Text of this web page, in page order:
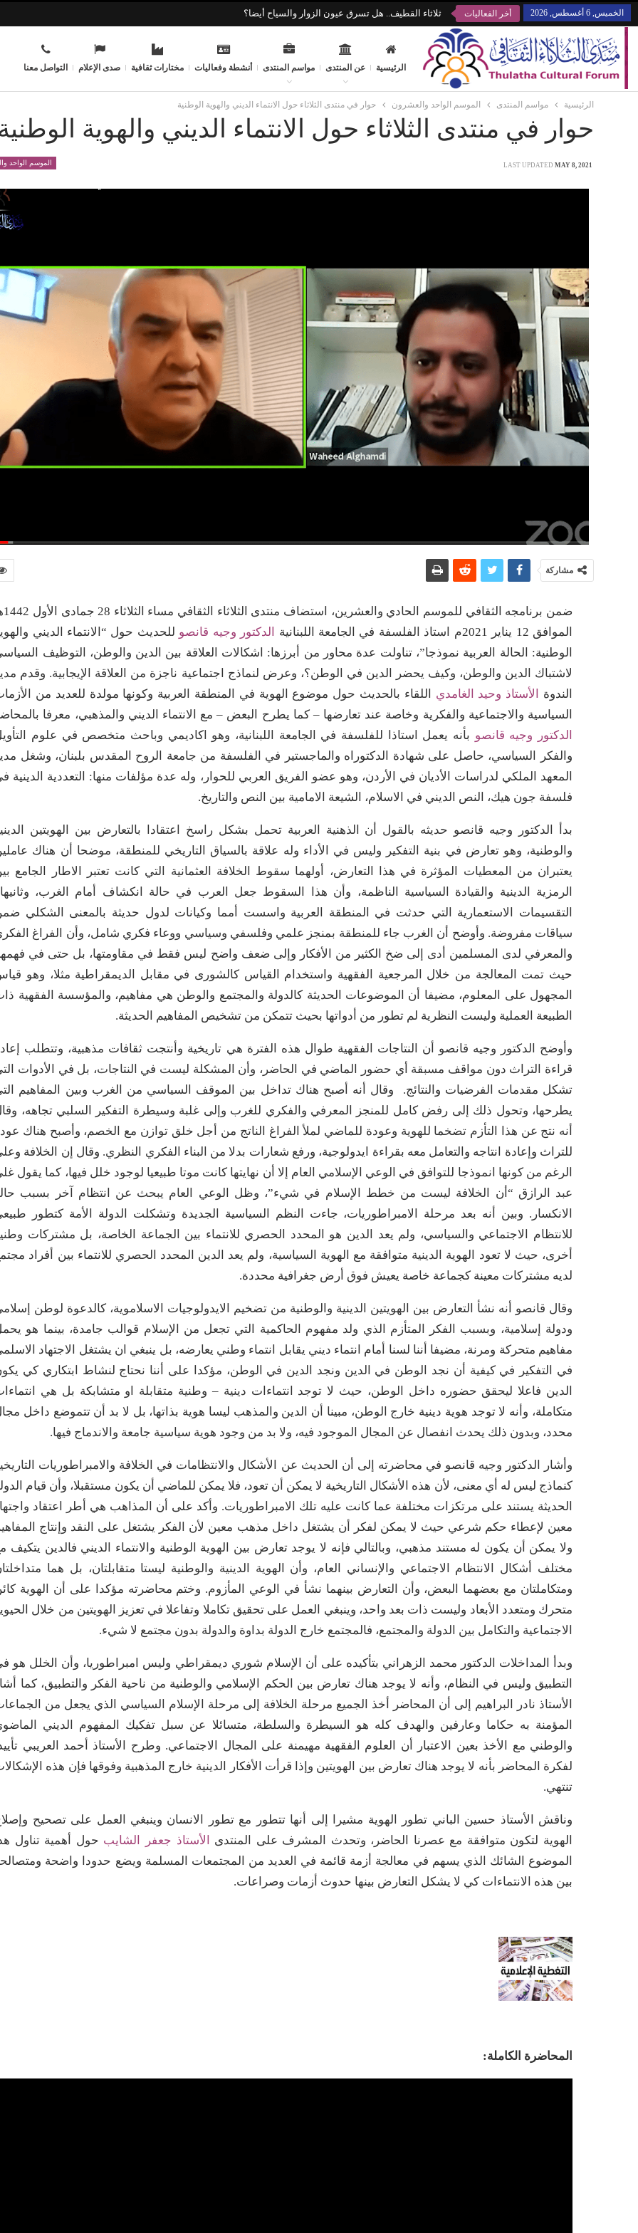
الخميس, 6 أغسطس, 2026 أخر الفعاليات ثلاثاء القطيف.. هل تسرق عيون الزوار والسياح أيضا؟
الرئيسية عن المنتدى مواسم المنتدى أنشطة وفعاليات مختارات ثقافية صدى الإعلام التواصل معنا
الرئيسية مواسم المنتدى الموسم الواحد والعشرون حوار في منتدى الثلاثاء حول الانتماء الديني والهوية الوطنية
حوار في منتدى الثلاثاء حول الانتماء الديني والهوية
الموسم الواحد LAST UPDATED MAY 8, 2021
مشاركة
ضمن برنامجه الثقافي
الموافق 12 يناير 2021م استاذ الفلسفة في الجامعة اللبنانية
الدكتور وجيه قانصو للحديث حول “الانتماء الديني
الوطنية: الحالة العربية نموذجا”، تناولت عدة محاور من أبرزها: اشكالات العلاقة بين الدين والوطن، التوظيف
لاشتباك الدين والوطن، وكيف يحضر الدين في الوطن؟، وعرض لنماذج اجتماعية ناجزة من العلاقة الإيجابية. وقدم
الندوة
الأستاذ وحيد الغامدي اللقاء بالحديث حول موضوع الهوية في المنطقة العربية وكونها مولدة للعديد من
السياسية والاجتماعية والفكرية وخاصة عند تعارضها – كما يطرح البعض – مع الانتماء الديني والمذهبي، معرفا
الدكتور وجيه قانصو بأنه يعمل استاذا للفلسفة في الجامعة اللبنانية، وهو اكاديمي وباحث متخصص في علوم
والفكر السياسي، حاصل على شهادة الدكتوراه والماجستير في الفلسفة من جامعة الروح المقدس بلبنان، وشغل
المعهد الملكي لدراسات الأديان في الأردن، وهو عضو الفريق العربي للحوار، وله عدة مؤلفات منها: التعددية الدينية
فلسفة جون هيك، النص الديني في الاسلام، الشيعة الامامية بين النص والتاريخ.
بدأ الدكتور وجيه قانصو حديثه بالقول أن الذهنية العربية تحمل بشكل راسخ اعتقادا بالتعارض بين الهويتين
والوطنية، وهو تعارض في بنية التفكير وليس في الأداء وله علاقة بالسياق التاريخي للمنطقة، موضحا أن هناك
يعتبران من المعطيات المؤثرة في هذا التعارض، أولهما سقوط الخلافة العثمانية التي كانت تعتبر الاطار الجامع
الرمزية الدينية والقيادة السياسية الناظمة، وأن هذا السقوط جعل العرب في حالة انكشاف أمام الغرب، وثانيها
التقسيمات الاستعمارية التي حدثت في المنطقة العربية واسست أمما وكيانات لدول حديثة بالمعنى الشكلي
سياقات مفروضة. وأوضح أن الغرب جاء للمنطقة بمنجز علمي وفلسفي وسياسي ووعاء فكري شامل، وأن الفراغ
والمعرفي لدى المسلمين أدى إلى ضخ الكثير من الأفكار وإلى ضعف واضح ليس فقط في مقاومتها، بل حتى في
حيث تمت المعالجة من خلال المرجعية الفقهية واستخدام القياس كالشورى في مقابل الديمقراطية مثلا، وهو
المجهول على المعلوم، مضيفا أن الموضوعات الحديثة كالدولة والمجتمع والوطن هي مفاهيم، والمؤسسة الفقهية
الطبيعة العملية وليست النظرية لم تطور من أدواتها بحيث تتمكن من تشخيص المفاهيم الحديثة.
وأوضح الدكتور وجيه قانصو أن النتاجات الفقهية طوال هذه الفترة هي تاريخية وأنتجت ثقافات مذهبية، وتتطلب
قراءة التراث دون مواقف مسبقة أي حضور الماضي في الحاضر، وأن المشكلة ليست في النتاجات، بل في الأدوات
تشكل مقدمات الفرضيات والنتائج. وقال أنه أصبح هناك تداخل بين الموقف السياسي من الغرب وبين المفاهيم
يطرحها، وتحول ذلك إلى رفض كامل للمنجز المعرفي والفكري للغرب وإلى غلبة وسيطرة التفكير السلبي تجاهه،
أنه نتج عن هذا التأزم تضخما للهوية وعودة للماضي لملأ الفراغ الناتج من أجل خلق توازن مع الخصم، وأصبح هناك
للتراث وإعادة انتاجه والتعامل معه بقراءة ايدولوجية، ورفع شعارات بدلا من البناء الفكري النظري. وقال إن الخلافة
الرغم من كونها انموذجا للتوافق في الوعي الإسلامي العام إلا أن نهايتها كانت موتا طبيعيا لوجود خلل فيها، كما يقول
عبد الرازق “أن الخلافة ليست من خطط الإسلام في شيء”، وظل الوعي العام يبحث عن انتظام آخر بسبب
الانكسار. وبين أنه بعد مرحلة الامبراطوريات، جاءت النظم السياسية الجديدة وتشكلت الدولة الأمة كتطور
للانتظام الاجتماعي والسياسي، ولم يعد الدين هو المحدد الحصري للانتماء بين الجماعة الخاصة، بل مشتركات
أخرى، حيث لا تعود الهوية الدينية متوافقة مع الهوية السياسية، ولم يعد الدين المحدد الحصري للانتماء بين أفراد
لديه مشتركات معينة كجماعة خاصة يعيش فوق أرض جغرافية محددة.
وقال قانصو أنه نشأ التعارض بين الهويتين الدينية والوطنية من تضخيم الايدولوجيات الاسلاموية، كالدعوة لوطن
ودولة إسلامية، وبسبب الفكر المتأزم الذي ولد مفهوم الحاكمية التي تجعل من الإسلام قوالب جامدة، بينما هو
مفاهيم متحركة ومرنة، مضيفا أننا لسنا أمام انتماء ديني يقابل انتماء وطني يعارضه، بل ينبغي ان يشتغل الاجتهاد
في التفكير في كيفية أن نجد الوطن في الدين ونجد الدين في الوطن، مؤكدا على أننا نحتاج لنشاط ابتكاري كي
الدين فاعلا ليحقق حضوره داخل الوطن، حيث لا توجد انتماءات دينية – وطنية متقابلة او متشابكة بل هي
متكاملة، وأنه لا توجد هوية دينية خارج الوطن، مبينا أن الدين والمذهب ليسا هوية بذاتها، بل لا بد أن تتموضع داخل
محدد، وبدون ذلك يحدث انفصال عن المجال الموجود فيه، ولا بد من وجود هوية سياسية جامعة والاندماج فيها.
وأشار الدكتور وجيه قانصو في محاضرته إلى أن الحديث عن الأشكال والانتظامات في الخلافة والامبراطوريات
كنماذج ليس له أي معنى، لأن هذه الأشكال التاريخية لا يمكن أن تعود، فلا يمكن للماضي أن يكون مستقبلا، وأن قيام
الحديثة يستند على مرتكزات مختلفة عما كانت عليه تلك الامبراطوريات. وأكد على أن المذاهب هي أطر اعتقاد
معين لإعطاء حكم شرعي حيث لا يمكن لفكر أن يشتغل داخل مذهب معين لأن الفكر يشتغل على النقد وإنتاج
ولا يمكن أن يكون له مستند مذهبي، وبالتالي فإنه لا يوجد تعارض بين الهوية الوطنية والانتماء الديني فالدين يتكيف
مختلف أشكال الانتظام الاجتماعي والإنساني العام، وأن الهوية الدينية والوطنية ليستا متقابلتان، بل هما
ومتكاملتان مع بعضهما البعض، وأن التعارض بينهما نشأ في الوعي المأزوم. وختم محاضرته مؤكدا على أن الهوية
متحرك ومتعدد الأبعاد وليست ذات بعد واحد، وينبغي العمل على تحقيق تكاملا وتفاعلا في تعزيز الهويتين من خلال
الاجتماعية والتكامل بين الدولة والمجتمع، فالمجتمع خارج الدولة بداوة والدولة بدون مجتمع لا شيء.
وبدأ المداخلات الدكتور محمد الزهراني بتأكيده على أن الإسلام شوري ديمقراطي وليس امبراطوريا، وأن الخلل هو
التطبيق وليس في النظام، وأنه لا يوجد هناك تعارض بين الحكم الإسلامي والوطنية من ناحية الفكر والتطبيق، كما
الأستاذ نادر البراهيم إلى أن المحاضر أخذ الجميع مرحلة الخلافة إلى مرحلة الإسلام السياسي الذي يجعل من
المؤمنة به حكاما وعارفين والهدف كله هو السيطرة والسلطة، متسائلا عن سبل تفكيك المفهوم الديني
والوطني مع الأخذ بعين الاعتبار أن العلوم الفقهية مهيمنة على المجال الاجتماعي. وطرح الأستاذ أحمد العريبي
لفكرة المحاضر بأنه لا يوجد هناك تعارض بين الهويتين وإذا قرأت الأفكار الدينية خارج المذهبية وفوقها فإن هذه
تنتهي.
وناقش الأستاذ حسين الباني تطور الهوية مشيرا إلى أنها تتطور مع تطور الانسان وينبغي العمل على تصحيح
الهوية لتكون متوافقة مع عصرنا الحاضر، وتحدث المشرف على المنتدى
الأستاذ جعفر الشايب حول أهمية تناول
الموضوع الشائك الذي يسهم في معالجة أزمة قائمة في العديد من المجتمعات المسلمة ويضع حدودا واضحة
بين هذه الانتماءات كي لا يشكل التعارض بينها حدوث أزمات وصراعات.
المحاضرة الكاملة: